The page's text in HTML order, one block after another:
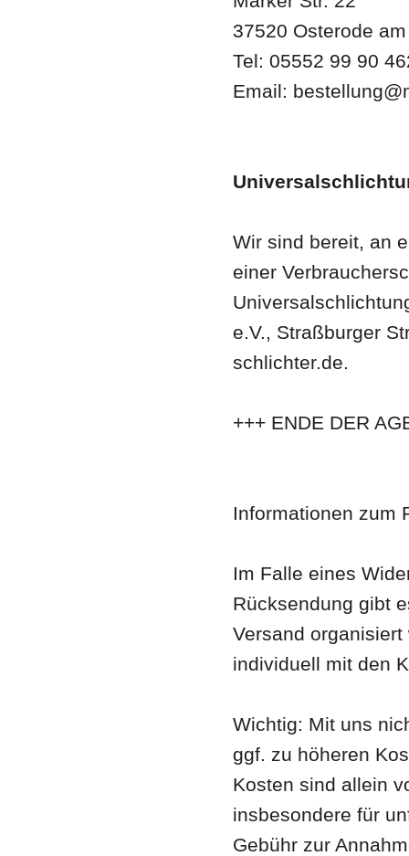
37520 Osterode
Tel: 05552 99 90
Email:
Wir sind bereit, an
einer
e.V., Straßburger
schlichter.de.
+++ ENDE DER
Informationen zum
Im Falle eines
Rücksendung gibt
Versand
individuell mit den
Wichtig: Mit uns
ggf. zu höheren
Kosten sind allein
insbesondere für
Gebühr zur